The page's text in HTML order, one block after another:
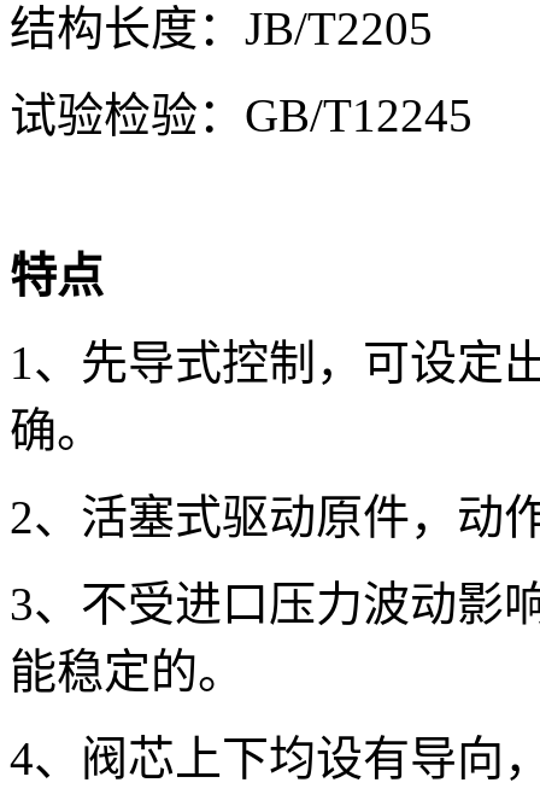
结构长度：JB/T2205
试验检验：GB/T12245
特点
1、先导式控制，可设定
确。
2、活塞式驱动原件，动
3、不受进口压力波动影
能稳定的。
4、阀芯上下均设有导向